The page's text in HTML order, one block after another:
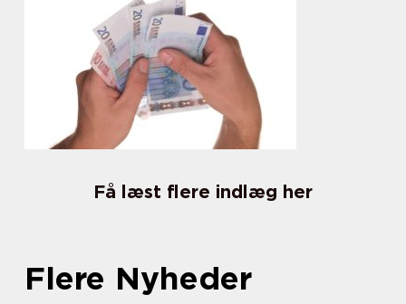
Få læst flere indlæg her
Flere Nyheder